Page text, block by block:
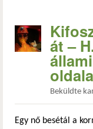
át –
oldala
Beküldte
Egy nő besétál a